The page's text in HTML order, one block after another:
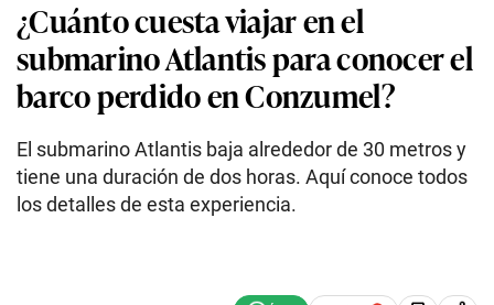
¿Cuánto cuesta viajar en el
submarino Atlantis para conocer el
barco perdido en Conzumel?
El submarino Atlantis baja alrededor de 30 metros y
tiene una duración de dos horas. Aquí conoce todos
los detalles de esta experiencia.